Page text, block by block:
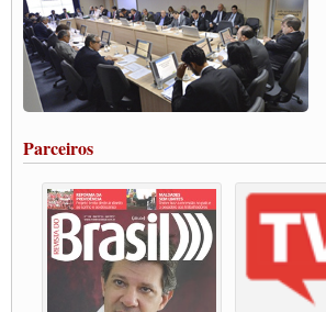
Carta às Brasileiras e aos Brasileiros em Defesa do
Paulinho, presidente da CNTTL, faz balanço do 3º
Caminhoneiros aprovam greve a partir do 1º de novembro
Rodoviários de Feira Santana fazem Assembleia para
salarial
Vacina Já: Lockdown de 24 horas dos trabalhadores em
Condutores de Guarulhos farão greve sanitária nesta
Paralisação dos Caminhoneiros na #BR285,
Rio Grande
Caminhoneiros bloqueiam duas faixas na Castello Branco
Modal-Live #13 Aumento da Violência Contra Mulher e o
Parceiros